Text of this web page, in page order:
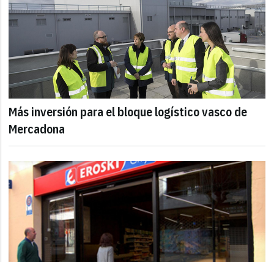
Más inversión para el bloque logístico vasco de
Mercadona